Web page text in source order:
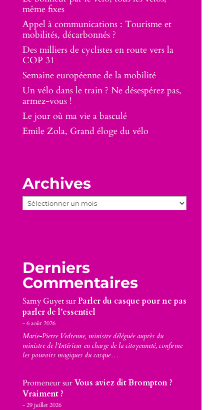
même fixes
Appel à communications : Tourisme et
mobilités, décarbonnés ?
Des milliers de cyclistes en route vers la
COP 31
Semaine européenne de la mobilité
Un vélo dans le train ? Ne désespérez pas,
armez-vous !
Le jour où ma vie a basculé
Emile Zola, Grand éloge du vélo
Archives
Archives
Derniers
Commentaires
Samy GuyetsurParler du casque pour ne pas
parler de l’essentiel
6 août 2026
Marie-Pierre Vedrenne, ministre déléguée auprès du
ministre de l’Intérieur en charge de la citoyenneté, confirme
les pouvoirs magiques du casque…
PromeneursurVous aviez dit Brompton ?
Vraiment ?
29 juillet 2026